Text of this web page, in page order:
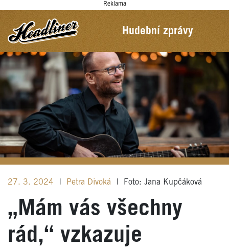
Reklama
Hudební zprávy
27. 3. 2024 Petra Divoká Foto: Jana Kupčáková
„Mám vás všechny
rád,“ vzkazuje